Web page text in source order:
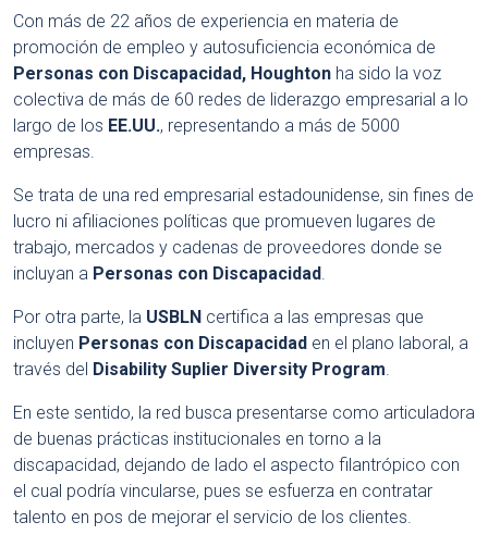
Con más de 22 años de experiencia en materia de
promoción de empleo y autosuficiencia económica de
Personas con Discapacidad, Houghton ha sido la voz
colectiva de más de 60 redes de liderazgo empresarial a lo
largo de los EE.UU., representando a más de 5000
empresas.
Se trata de una red empresarial estadounidense, sin fines de
lucro ni afiliaciones políticas que promueven lugares de
trabajo, mercados y cadenas de proveedores donde se
incluyan a Personas con Discapacidad.
Por otra parte, la USBLN certifica a las empresas que
incluyen Personas con Discapacidad en el plano laboral, a
través del Disability Suplier Diversity Program.
En este sentido, la red busca presentarse como articuladora
de buenas prácticas institucionales en torno a la
discapacidad, dejando de lado el aspecto filantrópico con
el cual podría vincularse, pues se esfuerza en contratar
talento en pos de mejorar el servicio de los clientes.